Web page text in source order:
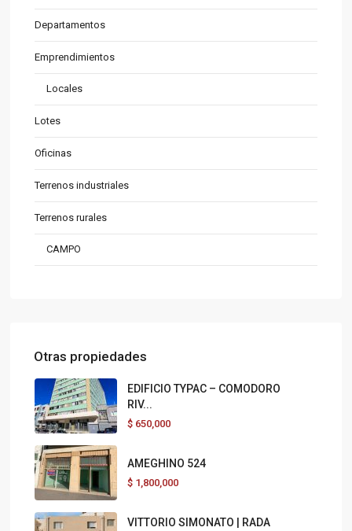
Departamentos
Emprendimientos
Locales
Lotes
Oficinas
Terrenos industriales
Terrenos rurales
CAMPO
Otras propiedades
EDIFICIO TYPAC – COMODORO
RIV...
$ 650,000
AMEGHINO 524
$ 1,800,000
VITTORIO SIMONATO | RADA